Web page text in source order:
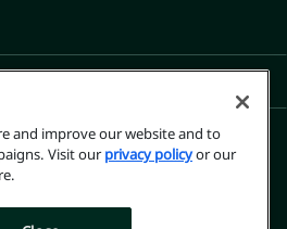
and improve our website and to
Visit ourprivacy policyor our